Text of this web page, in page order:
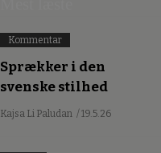
Kommentar
Sprækker i den
svenske stilhed
Kajsa Li Paludan / 19.5.26